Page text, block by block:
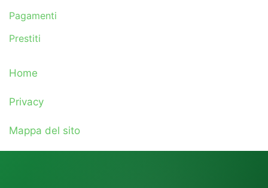
Pagamenti
Prestiti
Home
Privacy
Mappa del sito